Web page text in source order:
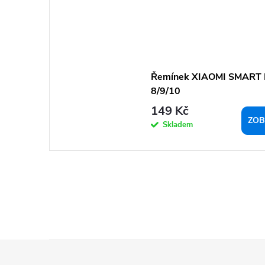
Řemínek XIAOMI SMART
8/9/10
149 Kč
Skladem